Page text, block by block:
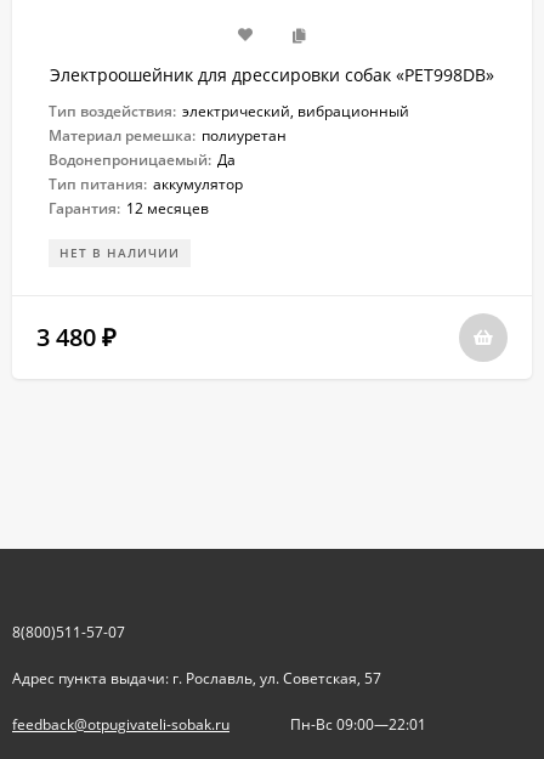
Электроошейник для дрессировки собак «PET998DB»
Тип воздействия: электрический, вибрационный
Материал ремешка: полиуретан
Водонепроницаемый: Да
Тип питания: аккумулятор
Гарантия: 12 месяцев
НЕТ В НАЛИЧИИ
3 480 ₽
8(800)511-57-07
Адрес пункта выдачи: г. Рославль, ул. Советская, 57
feedback@otpugivateli-sobak.ru Пн-Вс 09:00—22:01